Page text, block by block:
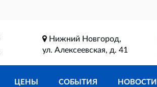
Нижний Новгород,
ул. Алексеевская, д. 41
ЦЕНЫ СОБЫТИЯ НОВОСТИ